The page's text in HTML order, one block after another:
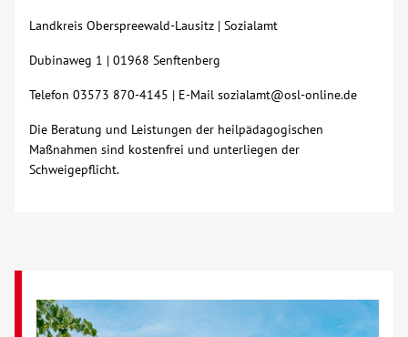
Landkreis Oberspreewald-Lausitz | Sozialamt
Dubinaweg 1 | 01968 Senftenberg
Telefon 03573 870-4145 | E-Mail sozialamt@osl-online.de
Die Beratung und Leistungen der heilpädagogischen
Maßnahmen sind kostenfrei und unterliegen der
Schweigepflicht.